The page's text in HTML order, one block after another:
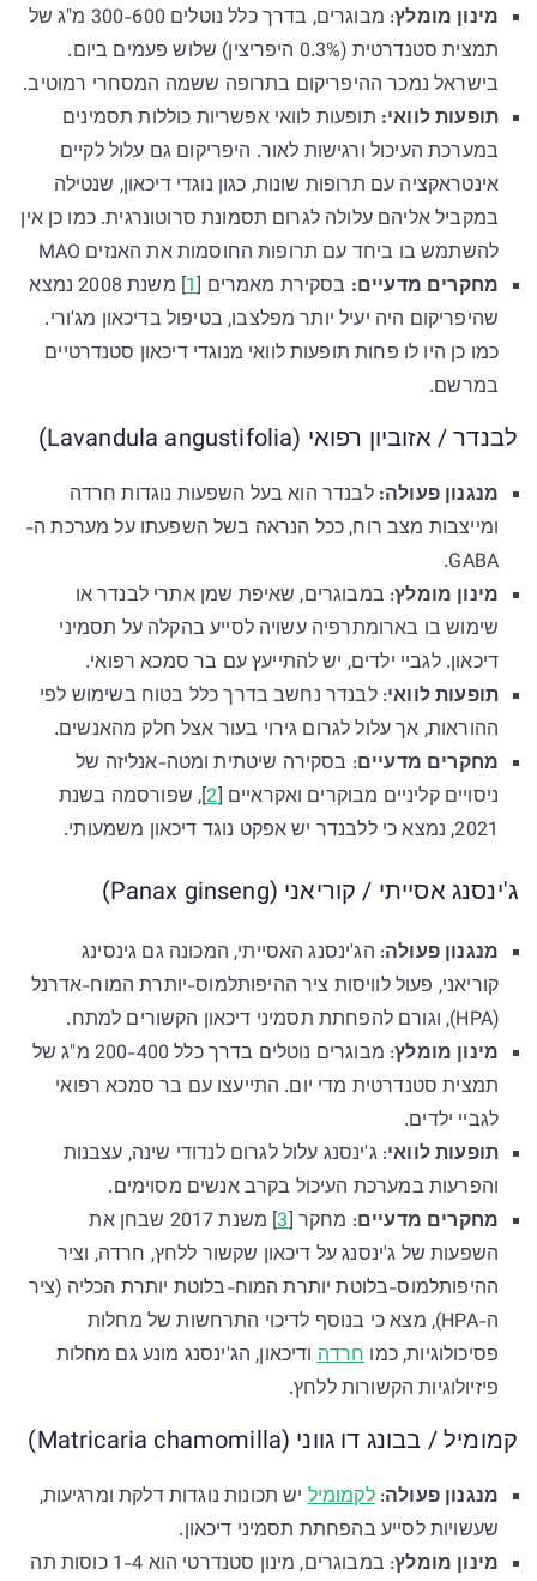
מינון מומלץ
: מבוגרים, בדרך כלל נוטלים 300-600 מ"ג של
תמצית סטנדרטית (0.3% היפריצין) שלוש פעמים ביום.
בישראל נמכר ההיפריקום בתרופה ששמה המסחרי רמוטיב.
תופעות לוואי: תופעות לוואי אפשריות כוללות תסמינים
במערכת העיכול ורגישות לאור. היפריקום גם עלול לקיים
אינטראקציה עם תרופות שונות, כגון נוגדי דיכאון, שנטילה
במקביל אליהם עלולה לגרום תסמונת סרוטונרגית. כמו כן אין
להשתמש בו ביחד עם תרופות החוסמות את האנזים MAO
מחקרים מדעיים: בסקירת מאמרים [1
] משנת 2008 נמצא
שהיפריקום היה יעיל יותר מפלצבו, בטיפול בדיכאון מג'ורי.
כמו כן היו לו פחות תופעות לוואי מנוגדי דיכאון סטנדרטיים
במרשם.
לבנדר / אזוביון רפואי (Lavandula angustifolia)
מנגנון פעולה: לבנדר הוא בעל השפעות נוגדות חרדה
ומייצבות מצב רוח, ככל הנראה בשל השפעתו על מערכת ה-
GABA.
מינון מומלץ: במבוגרים, שאיפת שמן אתרי לבנדר או
שימוש בו בארומתרפיה עשויה לסייע בהקלה על תסמיני
דיכאון. לגביי ילדים, יש להתייעץ עם בר סמכא רפואי.
תופעות לוואי: לבנדר נחשב בדרך כלל בטוח בשימוש לפי
ההוראות, אך עלול לגרום גירוי בעור אצל חלק מהאנשים.
מחקרים מדעיים: בסקירה שיטתית ומטה-אנליזה של
ניסויים קליניים מבוקרים ואקראיים [2], שפורסמה בשנת
2021, נמצא כי ללבנדר יש אפקט נוגד דיכאון משמעותי.
ג'ינסנג אסייתי / קוריאני (Panax ginseng)
מנגנון פעולה: הג'ינסנג האסייתי, המכונה גם גינסינג
קוריאני, פעול לוויסות ציר ההיפותלמוס-יותרת המוח-אדרנל
(HPA), וגורם להפחתת תסמיני דיכאון הקשורים למתח.
מינון מומלץ
: מבוגרים נוטלים בדרך כלל 200-400 מ"ג של
תמצית סטנדרטית מדי יום. התייעצו עם בר סמכא רפואי
לגביי ילדים.
תופעות לוואי: ג'ינסנג עלול לגרום לנדודי שינה, עצבנות
והפרעות במערכת העיכול בקרב אנשים מסוימים.
מחקרים מדעיים: מחקר [3
] משנת 2017 שבחן את
השפעות של ג'ינסנג על דיכאון שקשור ללחץ, חרדה, וציר
ההיפותלמוס-בלוטת יותרת המוח-בלוטת יותרת הכליה (ציר
ה-HPA), מצא כי בנוסף לדיכוי התרחשות של מחלות
פסיכולוגיות, כמוחרדהודיכאון, הג'ינסנג מונע גם מחלות
פיזיולוגיות הקשורות ללחץ.
קמומיל / בבונג דו גווני (Matricaria chamomilla)
מנגנון פעולה:לקמומיליש תכונות נוגדות דלקת ומרגיעות,
שעשויות לסייע בהפחתת תסמיני דיכאון.
מינון מומלץ
: במבוגרים, מינון סטנדרטי הוא 1-4 כוסות תה